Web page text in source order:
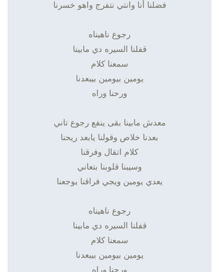
فضلنا أنا وانتي نتفرج واهو خسرنا
رجوع ناهيناه
قفلنا السيره دي مابينا
سمعنا كلام
يومين بيومين بيبعدنا
ورحنا وراه
معدش مابينا بقى ينفع رجوع تاني
بعدنا خلاص وقولنا يابعد ريحنا
كلام اتقال وفرقنا
وسيبنا قلوبنا بتعاني
يعدي يومين ويجي فراقنا يوجعنا
رجوع ناهيناه
قفلنا السيره دي مابينا
سمعنا كلام
يومين بيومين بيبعدنا
ورحنا وراه